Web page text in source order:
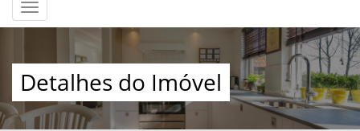
Toggle
navigation
Detalhes do Imóvel